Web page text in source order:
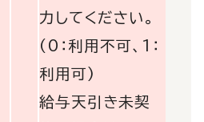
力してください。
(0：利用不可、1：
利用可)
給与天引き未契